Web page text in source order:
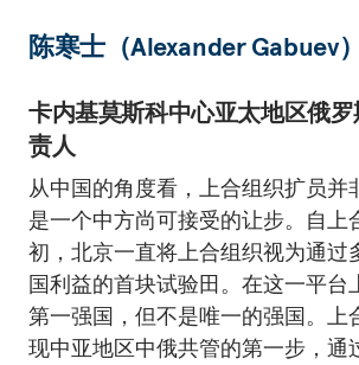
陈寒士（Alexander Gabuev）
卡内基莫斯科中心亚太地区俄
责人
从中国的角度看，上合组织扩员并
是一个中方尚可接受的让步。自上
初，北京一直将上合组织视为通过
国利益的首块试验田。在这一平台
第一强国，但不是唯一的强国。上
现中亚地区中俄共管的第一步，通